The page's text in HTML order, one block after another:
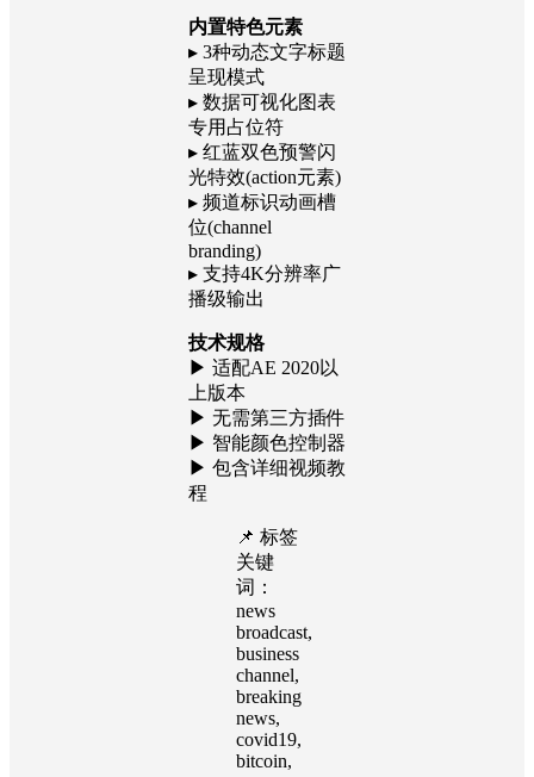
(breaking news)
✅ 企业宣传片
(news promo)
✅ 笔记本电脑演示
场景(intro laptop)
内置特色元素
▸ 3种动态文字标题
呈现模式
▸ 数据可视化图表
专用占位符
▸ 红蓝双色预警闪
光特效(action元素)
位(channel
branding)
▸ 支持4K分辨率广
播级输出
技术规格
▶ 适配AE 2020以
▶ 无需第三方插件
▶ 智能颜色控制器
▶ 包含详细视频教
📌 标签
关键
词：
news
broadcast,